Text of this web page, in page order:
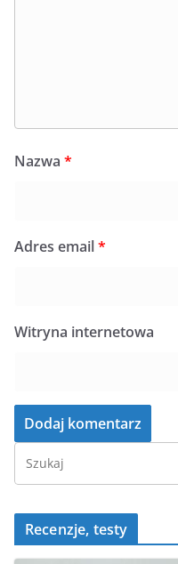
Nazwa *
Adres email*
Witryna internetowa
Recenzje, testy